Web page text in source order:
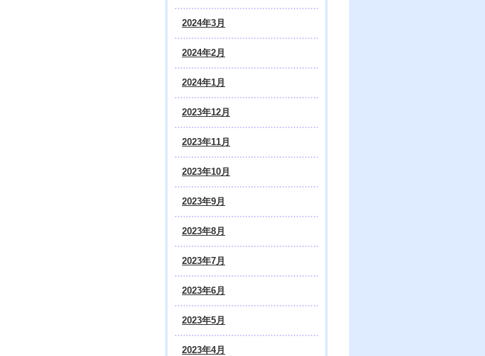
2024年3月
2024年2月
2024年1月
2023年12月
2023年11月
2023年10月
2023年9月
2023年8月
2023年7月
2023年6月
2023年5月
2023年4月